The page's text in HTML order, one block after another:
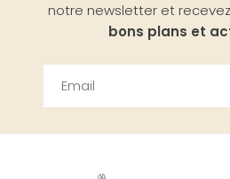
notre newsletter et
bons plans et